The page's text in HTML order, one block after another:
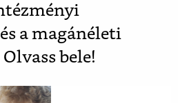
a magánéleti
bele!